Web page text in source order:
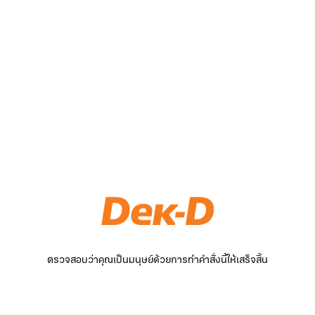
ตรวจสอบว่าคุณเป็นมนุษย์ด้วยการทำคำสั่งนี้ให้เสร็จสิ้น